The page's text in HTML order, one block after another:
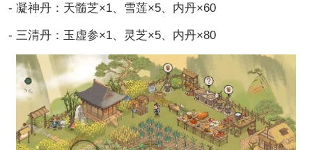
- 凝神丹：天髓芝×1、雪莲×5、内丹×60
- 三清丹：玉虚参×1、灵芝×5、内丹×80